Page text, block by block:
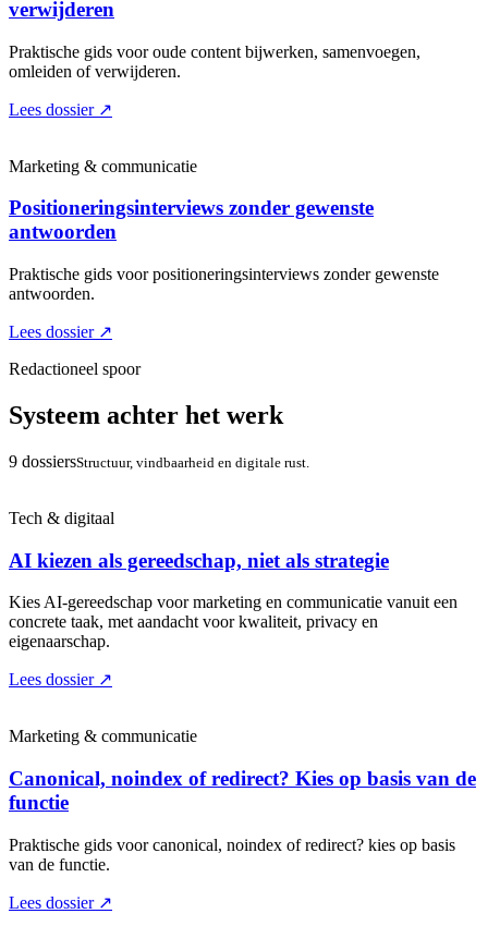
verwijderen
Praktische gids voor oude content bijwerken, samenvoegen,
omleiden of verwijderen.
Lees dossier ↗
Marketing & communicatie
Positioneringsinterviews zonder gewenste
antwoorden
Praktische gids voor positioneringsinterviews zonder gewenste
antwoorden.
Lees dossier ↗
Redactioneel spoor
Systeem achter het werk
9 dossiersStructuur, vindbaarheid en digitale rust.
Tech & digitaal
AI kiezen als gereedschap, niet als strategie
Kies AI-gereedschap voor marketing en communicatie vanuit een
concrete taak, met aandacht voor kwaliteit, privacy en
eigenaarschap.
Lees dossier ↗
Marketing & communicatie
Canonical, noindex of redirect? Kies op basis van de
functie
Praktische gids voor canonical, noindex of redirect? kies op basis
van de functie.
Lees dossier ↗